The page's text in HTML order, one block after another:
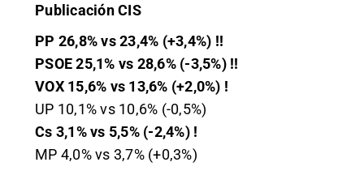
Publicación CIS
PP 26,8% vs 23,4% (+3,4%) !!
PSOE 25,1% vs 28,6% (-3,5%) !!
VOX 15,6% vs 13,6% (+2,0%) !
UP 10,1% vs 10,6% (-0,5%)
Cs 3,1% vs 5,5% (-2,4%) !
MP 4,0% vs 3,7% (+0,3%)